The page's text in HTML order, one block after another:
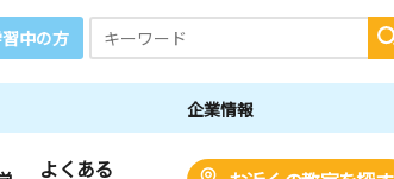
中の方
企業情報
よくある